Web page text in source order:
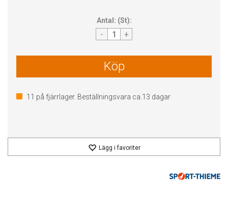
Antal: (St):
- +
Köp
11 på fjärrlager. Beställningsvara ca. 13 dagar
Lägg i favoriter